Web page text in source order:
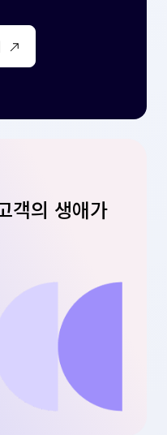
객의 생애가